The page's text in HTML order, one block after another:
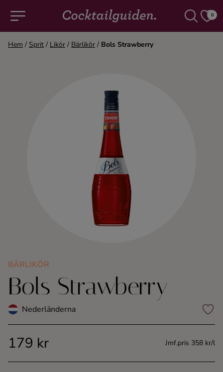
0
Alla cocktails & drinkar
Konjak
Likör
Shots
Hem / Sprit / Likör / Bärlikör / Bols Strawberry
BÄRLIKÖR
Bols Strawberry
Nederländerna
179 kr Jmf.pris 358 kr/l